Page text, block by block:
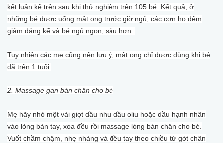
kết luận kể trên sau khi thử nghiệm trên 105 bé. Kết quả, ở
những bé được uống mật ong trước giờ ngủ, các cơn ho đêm
giảm đáng kể và bé ngủ ngon, sâu hơn.
Tuy nhiên các mẹ cũng nên lưu ý, mật ong chỉ được dùng khi bé
đã trên 1 tuổi.
2. Massage gan bàn chân cho bé
Mẹ hãy nhỏ một vài giọt dầu như dầu oliu hoặc dầu hạnh nhân
vào lòng bàn tay, xoa đều rồi massage lòng bàn chân cho bé.
Vuốt chầm chậm, nhẹ nhàng và đều tay theo chiều từ gót chân